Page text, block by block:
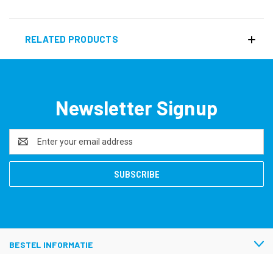
RELATED PRODUCTS
Newsletter Signup
Address
BESTEL INFORMATIE